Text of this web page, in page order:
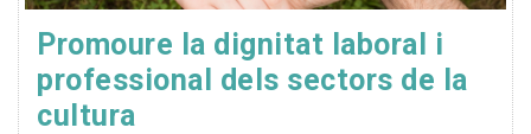
Promoure la dignitat laboral i
professional dels sectors de la
cultura